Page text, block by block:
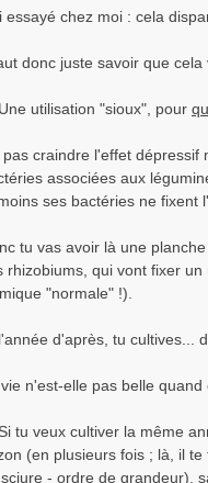
essayé chez moi : cela
donc juste savoir que cela
utilisation "sioux", pour
pas craindre l'effet dépressif
associées aux
ses bactéries ne fixent
tu vas avoir là une
rhizobiums, qui vont fixer
"normale" !).
d'après, tu cultives...
n'est-elle pas belle
tu veux cultiver la même
(en plusieurs fois ; là, il
- ordre de grandeur),